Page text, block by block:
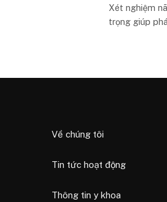
Xét nghiệm
trọng giúp
Về chúng tôi
Tin tức hoạt động
Thông tin y khoa